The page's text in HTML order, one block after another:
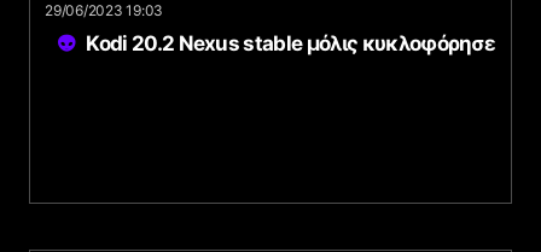
29/06/2023 19:03
Kodi 20.2 Nexus stable μόλις κυκλοφόρησε